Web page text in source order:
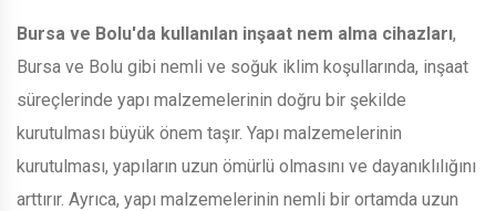
Bursa ve Bolu'da kullanılan inşaat nem alma cihazları,
Bursa ve Bolu gibi nemli ve soğuk iklim koşullarında, inşaat
süreçlerinde yapı malzemelerinin doğru bir şekilde
kurutulması büyük önem taşır. Yapı malzemelerinin
kurutulması, yapıların uzun ömürlü olmasını ve dayanıklılığını
arttırır. Ayrıca, yapı malzemelerinin nemli bir ortamda uzun